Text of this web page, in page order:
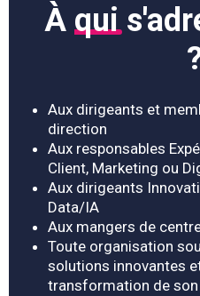
Àqui
Aux dirigeants et
direction
Aux responsables
Client, Marketing ou
Aux dirigeants
Data/IA
Aux mangers de
Toute organisation
solutions innovantes
transformation de